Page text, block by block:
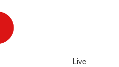
Live